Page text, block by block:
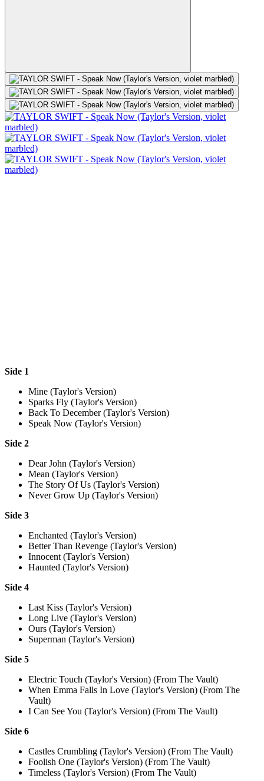
Side 1
Mine (Taylor's Version)
Sparks Fly (Taylor's Version)
Back To December (Taylor's Version)
Speak Now (Taylor's Version)
Side 2
Dear John (Taylor's Version)
Mean (Taylor's Version)
The Story Of Us (Taylor's Version)
Never Grow Up (Taylor's Version)
Side 3
Enchanted (Taylor's Version)
Better Than Revenge (Taylor's Version)
Innocent (Taylor's Version)
Haunted (Taylor's Version)
Side 4
Last Kiss (Taylor's Version)
Long Live (Taylor's Version)
Ours (Taylor's Version)
Superman (Taylor's Version)
Side 5
Electric Touch (Taylor's Version) (From The Vault)
When Emma Falls In Love (Taylor's Version) (From The
Vault)
I Can See You (Taylor's Version) (From The Vault)
Side 6
Castles Crumbling (Taylor's Version) (From The Vault)
Foolish One (Taylor's Version) (From The Vault)
Timeless (Taylor's Version) (From The Vault)